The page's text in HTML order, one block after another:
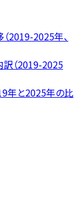
2019-2025年、
訳（2019-2025
年と2025年の比